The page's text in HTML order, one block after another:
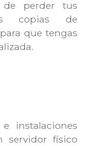
perder tus
copias de
que tengas
instalaciones
servidor físico